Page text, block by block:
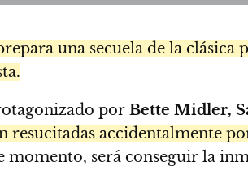
una secuela de la clásica
por Bette Midler,
resucitadas accidentalmente
momento, será conseguir la